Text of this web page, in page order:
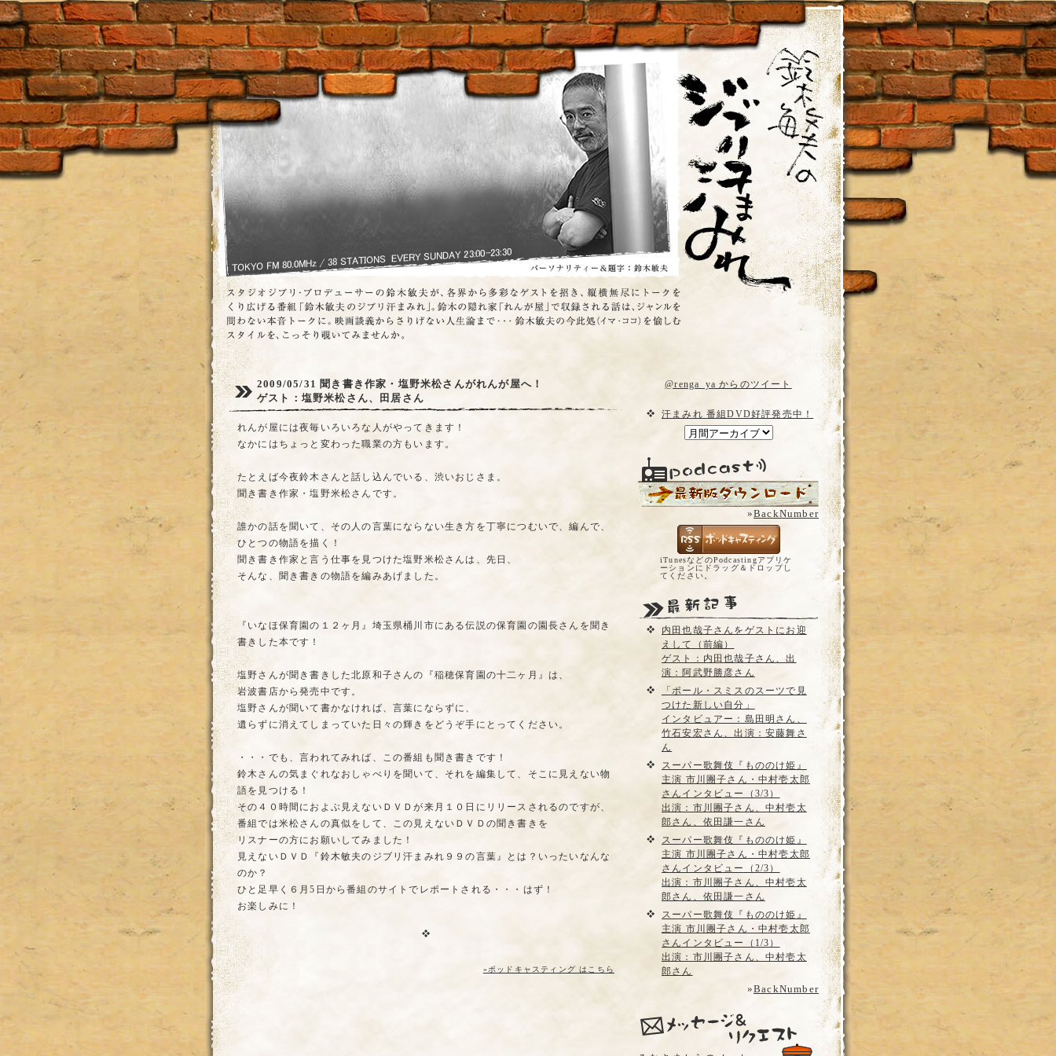
2009/05/31 聞き書き作家・塩野米松さんがれんが屋へ！
ゲスト：塩野米松さん、田居さん
れんが屋には夜毎いろいろな人がやってきます！
なかにはちょっと変わった職業の方もいます。
たとえば今夜鈴木さんと話し込んでいる、渋いおじさま。
聞き書き作家・塩野米松さんです。
誰かの話を聞いて、その人の言葉にならない生き方を丁寧につむいで、編んで、
ひとつの物語を描く！
聞き書き作家と言う仕事を見つけた塩野米松さんは、先日、
そんな、聞き書きの物語を編みあげました。
『いなほ保育園の１２ヶ月』埼玉県桶川市にある伝説の保育園の園長さんを聞き
書きした本です！
塩野さんが聞き書きした北原和子さんの『稲穂保育園の十二ヶ月』は、
岩波書店から発売中です。
塩野さんが聞いて書かなければ、言葉にならずに、
遺らずに消えてしまっていた日々の輝きをどうぞ手にとってください。
・・・でも、言われてみれば、この番組も聞き書きです！
鈴木さんの気まぐれなおしゃべりを聞いて、それを編集して、そこに見えない物
語を見つける！
その４０時間におよぶ見えないＤＶＤが来月１０日にリリースされるのですが、
番組では米松さんの真似をして、この見えないＤＶＤの聞き書きを
リスナーの方にお願いしてみました！
見えないＤＶＤ『鈴木敏夫のジブリ汗まみれ９９の言葉』とは？いったいなんな
のか？
ひと足早く６月5日から番組のサイトでレポートされる・・・はず！
お楽しみに！
»ポッドキャスティング はこちら
@renga_ya からのツイート
汗まみれ 番組DVD好評発売中！
»BackNumber
iTunesなどのPodcastingアプリケ
ーションにドラッグ＆ドロップし
てください。
内田也哉子さんをゲストにお迎
えして（前編）
ゲスト：内田也哉子さん、出
演：阿武野勝彦さん
「ポール・スミスのスーツで見
つけた新しい自分」
インタビュアー：島田明さん、
竹石安宏さん、出演：安藤舞さ
ん
スーパー歌舞伎『もののけ姫』
主演 市川團子さん・中村壱太郎
さんインタビュー（3/3）
出演：市川團子さん、中村壱太
郎さん、依田謙一さん
スーパー歌舞伎『もののけ姫』
主演 市川團子さん・中村壱太郎
さんインタビュー（2/3）
出演：市川團子さん、中村壱太
郎さん、依田謙一さん
スーパー歌舞伎『もののけ姫』
主演 市川團子さん・中村壱太郎
さんインタビュー（1/3）
出演：市川團子さん、中村壱太
郎さん
»BackNumber